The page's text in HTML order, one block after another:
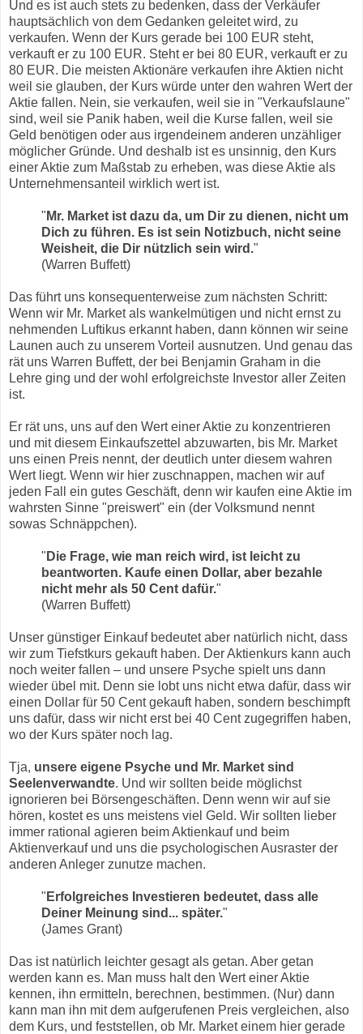
Und es ist auch stets zu bedenken, dass der Verkäufer
hauptsächlich von dem Gedanken geleitet wird, zu
verkaufen. Wenn der Kurs gerade bei 100 EUR steht,
verkauft er zu 100 EUR. Steht er bei 80 EUR, verkauft er zu
80 EUR. Die meisten Aktionäre verkaufen ihre Aktien nicht
weil sie glauben, der Kurs würde unter den wahren Wert der
Aktie fallen. Nein, sie verkaufen, weil sie in "Verkaufslaune"
sind, weil sie Panik haben, weil die Kurse fallen, weil sie
Geld benötigen oder aus irgendeinem anderen unzähliger
möglicher Gründe. Und deshalb ist es unsinnig, den Kurs
einer Aktie zum Maßstab zu erheben, was diese Aktie als
Unternehmensanteil wirklich wert ist.
" Mr. Market ist dazu da, um Dir zu dienen, nicht um
Dich zu führen. Es ist sein Notizbuch, nicht seine
Weisheit, die Dir nützlich sein wird."
(Warren Buffett)
Das führt uns konsequenterweise zum nächsten Schritt:
Wenn wir Mr. Market als wankelmütigen und nicht ernst zu
nehmenden Luftikus erkannt haben, dann können wir seine
Launen auch zu unserem Vorteil ausnutzen. Und genau das
rät uns Warren Buffett, der bei Benjamin Graham in die
Lehre ging und der wohl erfolgreichste Investor aller Zeiten
ist.
Er rät uns, uns auf den Wert einer Aktie zu konzentrieren
und mit diesem Einkaufszettel abzuwarten, bis Mr. Market
uns einen Preis nennt, der deutlich unter diesem wahren
Wert liegt. Wenn wir hier zuschnappen, machen wir auf
jeden Fall ein gutes Geschäft, denn wir kaufen eine Aktie im
wahrsten Sinne "preiswert" ein (der Volksmund nennt
sowas Schnäppchen).
" Die Frage, wie man reich wird, ist leicht zu
beantworten. Kaufe einen Dollar, aber bezahle
nicht mehr als 50 Cent dafür."
(Warren Buffett)
Unser günstiger Einkauf bedeutet aber natürlich nicht, dass
wir zum Tiefstkurs gekauft haben. Der Aktienkurs kann auch
noch weiter fallen – und unsere Psyche spielt uns dann
wieder übel mit. Denn sie lobt uns nicht etwa dafür, dass wir
einen Dollar für 50 Cent gekauft haben, sondern beschimpft
uns dafür, dass wir nicht erst bei 40 Cent zugegriffen haben,
wo der Kurs später noch lag.
Tja, unsere eigene Psyche und Mr. Market sind
Seelenverwandte. Und wir sollten beide möglichst
ignorieren bei Börsengeschäften. Denn wenn wir auf sie
hören, kostet es uns meistens viel Geld. Wir sollten lieber
immer rational agieren beim Aktienkauf und beim
Aktienverkauf und uns die psychologischen Ausraster der
anderen Anleger zunutze machen.
" Erfolgreiches Investieren bedeutet, dass alle
Deiner Meinung sind... später."
(James Grant)
Das ist natürlich leichter gesagt als getan. Aber getan
werden kann es. Man muss halt den Wert einer Aktie
kennen, ihn ermitteln, berechnen, bestimmen. (Nur) dann
kann man ihn mit dem aufgerufenen Preis vergleichen, also
dem Kurs, und feststellen, ob Mr. Market einem hier gerade